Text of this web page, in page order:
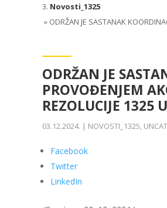
Novosti_1325
» ODRŽAN JE SASTANAK
ODRŽAN JE
PROVOĐENJEM
REZOLUCIJE 1325
03.12.2024. | NOVOSTI_1325,
Facebook
Twitter
LinkedIn